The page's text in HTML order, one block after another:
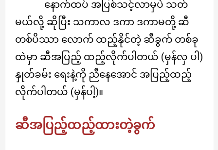
နောက်ထပ် အပြစ်သင့်လာမှပဲ သတ်
မယ်လို့ ဆိုပြီး သကာလ ဒကာ ဒကာမတို့ ဆီ
တစ်ပိဿာ လောက် ထည့်နိုင်တဲ့ ဆီခွက် တစ်ခု
ထဲမှာ ဆီအပြည့် ထည့်လိုက်ပါတယ် (မှန်လှ ပါ)
နှုတ်ခမ်း ရေးနဲ့ကို ညီနေအောင် အပြည့်ထည့်
လိုက်ပါတယ် (မှန်ပါ့)။
ဆီအပြည့်ထည့်ထားတဲ့ခွက်